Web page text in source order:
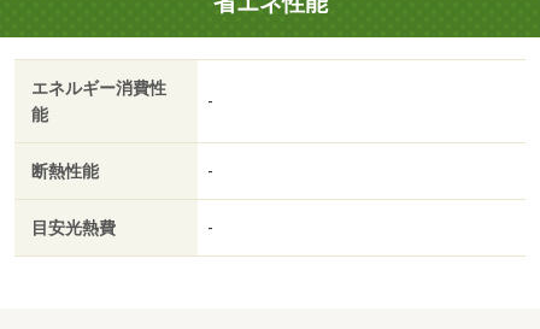
エネルギー消費性
能
-
断熱性能 -
目安光熱費 -